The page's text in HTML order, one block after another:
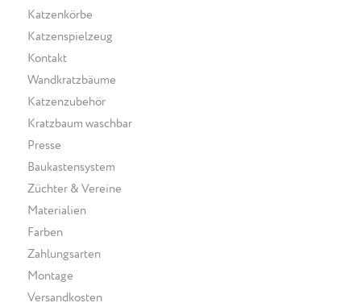
Katzenkörbe
Katzenspielzeug
Kontakt
Wandkratzbäume
Katzenzubehör
Kratzbaum waschbar
Presse
Baukastensystem
Züchter & Vereine
Materialien
Farben
Zahlungsarten
Montage
Versandkosten